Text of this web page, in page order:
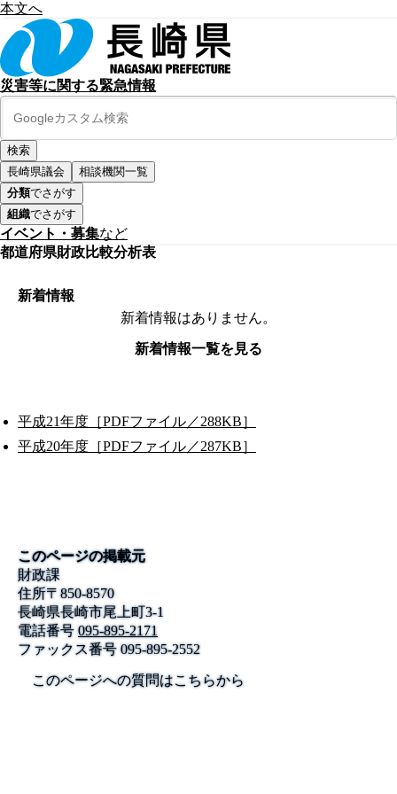
本文へ
災害等に関する緊急情報
長崎県議会
相談機関一覧
分類でさがす
組織でさがす
イベント・募集など
都道府県財政比較分析表
新着情報
新着情報はありません。
新着情報一覧を見る
平成21年度［PDFファイル／288KB］
平成20年度［PDFファイル／287KB］
このページの掲載元
財政課
住所〒850-8570
長崎県長崎市尾上町3‐1
電話番号 095-895-2171
ファックス番号095-895-2552
このページへの質問はこちらから